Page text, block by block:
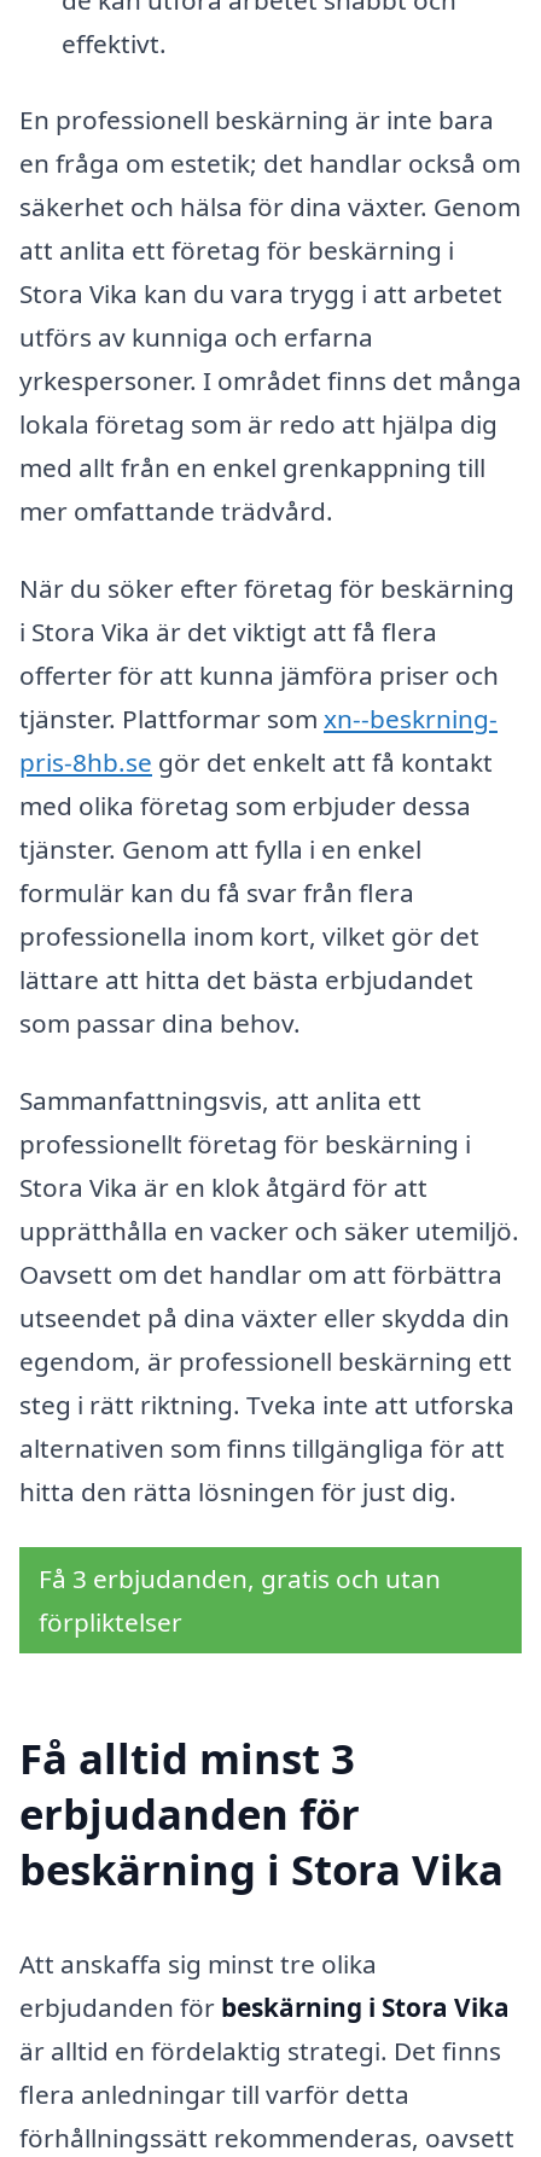
effektivt.
En professionell beskärning är inte bara
en fråga om estetik; det handlar också om
säkerhet och hälsa för dina växter. Genom
att anlita ett företag för beskärning i
Stora Vika kan du vara trygg i att arbetet
utförs av kunniga och erfarna
yrkespersoner. I området finns det många
lokala företag som är redo att hjälpa dig
med allt från en enkel grenkappning till
mer omfattande trädvård.
När du söker efter företag för beskärning
i Stora Vika är det viktigt att få flera
offerter för att kunna jämföra priser och
tjänster. Plattformar som xn--beskrning-
pris-8hb.se gör det enkelt att få kontakt
med olika företag som erbjuder dessa
tjänster. Genom att fylla i en enkel
formulär kan du få svar från flera
professionella inom kort, vilket gör det
lättare att hitta det bästa erbjudandet
som passar dina behov.
Sammanfattningsvis, att anlita ett
professionellt företag för beskärning i
Stora Vika är en klok åtgärd för att
upprätthålla en vacker och säker utemiljö.
Oavsett om det handlar om att förbättra
utseendet på dina växter eller skydda din
egendom, är professionell beskärning ett
steg i rätt riktning. Tveka inte att utforska
alternativen som finns tillgängliga för att
hitta den rätta lösningen för just dig.
Få 3 erbjudanden, gratis och utan
förpliktelser
Få alltid minst 3
erbjudanden för
beskärning i Stora Vika
Att anskaffa sig minst tre olika
erbjudanden för beskärning i Stora Vika
är alltid en fördelaktig strategi. Det finns
flera anledningar till varför detta
förhållningssätt rekommenderas, oavsett